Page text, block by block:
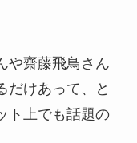
や齋藤飛鳥さん
だけあって、と
ト上でも話題の